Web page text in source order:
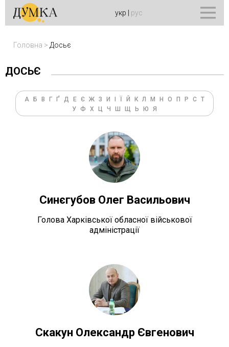
укр рус
Головна > Досьє
ДОСЬЄ
А Б В Г Ґ Д Е Є Ж З И Й К Л М Н О П Р С Т
У Ф Х Ц Ч Ш Щ Ь Ю Я
Синєгубов Олег Васильович
Голова Харківської обласної військової
адміністрації
Скакун Олександр Євгенович